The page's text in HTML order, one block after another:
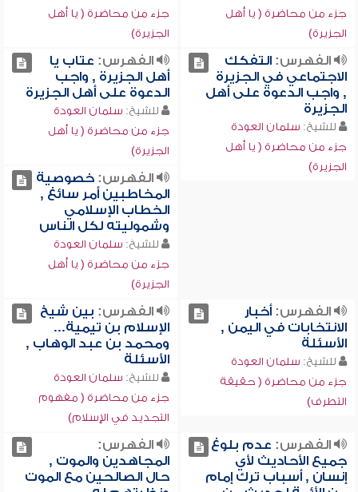
جزء من محاضرة ( يا أهل
الجزيرة)
جزء من محاضرة ( يا أهل
الجزيرة)
الفهرس:التفكك
الاجتماعي في الجزيرة
, واجب الدعوة على أهل
الجزيرة
للشيخ: سلمان العودة
جزء من محاضرة ( يا أهل
الجزيرة)
الفهرس: عتاب يا
أهل الجزيرة , واجب
الدعوة على أهل الجزيرة
للشيخ: سلمان العودة
جزء من محاضرة ( يا أهل
الجزيرة)
الفهرس:خصوصية
المخاطبين أمر سائغ ,
الخطاب الإسلامي
وشموليته لكل الناس
للشيخ: سلمان العودة
جزء من محاضرة ( يا أهل
الجزيرة)
الفهرس:أخبار
الانتخابات في اليمن ,
الأسئلة
للشيخ: سلمان العودة
جزء من محاضرة ( حقيقة
التطرف)
الفهرس: بين شيخ
الإسلام بن تيمية...
ومحمد بن عبد الوهاب ,
الأسئلة
للشيخ: سلمان العودة
جزء من محاضرة ( مفهوم
التجديد في الإسلام)
الفهرس: عدم بلوغ
جميع الأحاديث لأي
إنسان , أسباب ترك إمام
الفهرس:
المجاهدين والموت ,
حال الصالحين مع الموت